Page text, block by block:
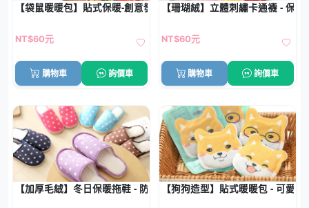
【袋鼠暖暖包】貼式保暖-創意發熱貼 (10片)
NT$60元
購物車 詢價車
【珊瑚絨】立體刺繡卡通襪 - 保
NT$60元
購物車 詢價車
【加厚毛絨】冬日保暖拖鞋 - 防滑靜音居家【狗狗造型】貼式暖暖包 - 可愛發